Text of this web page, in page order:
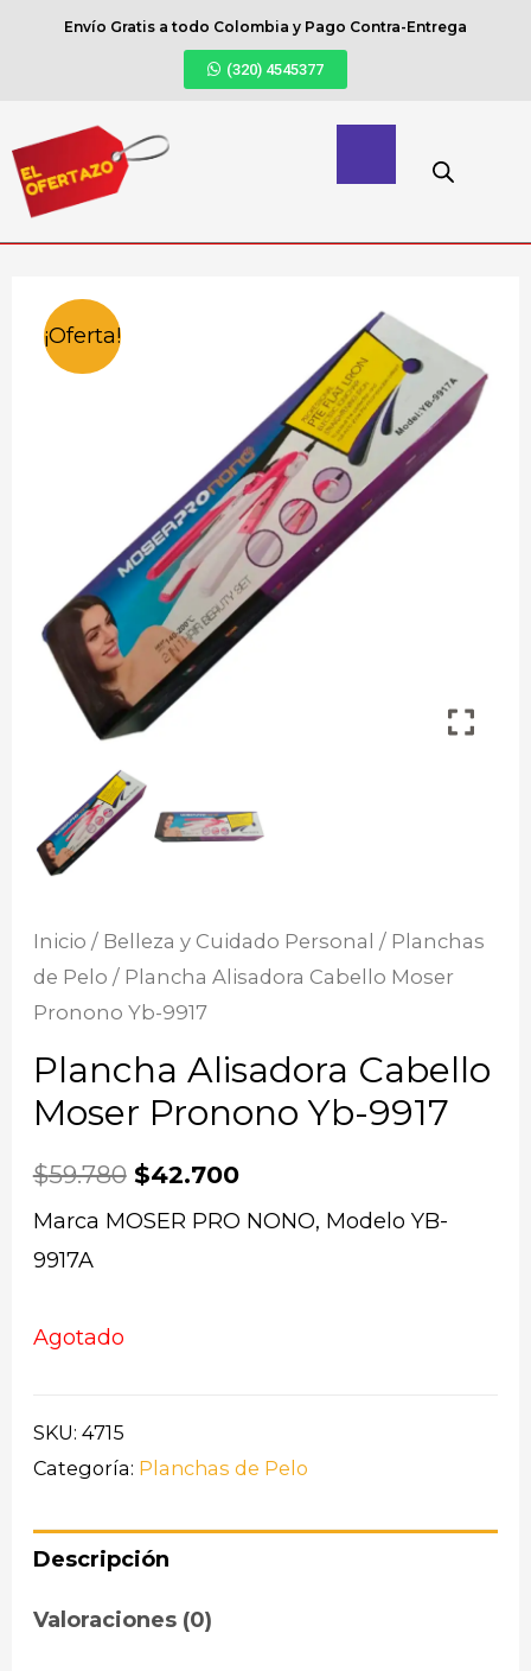
Envío Gratis a todo Colombia y Pago Contra-Entrega
(320) 4545377
¡Oferta!
Inicio / Belleza y Cuidado Personal / Planchas
de Pelo / Plancha Alisadora Cabello Moser
Pronono Yb-9917
Plancha Alisadora Cabello
Moser Pronono Yb-9917
$59.780 $42.700
Marca MOSER PRO NONO, Modelo YB-
9917A
Agotado
SKU: 4715
Categoría: Planchas de Pelo
Descripción
Valoraciones (0)